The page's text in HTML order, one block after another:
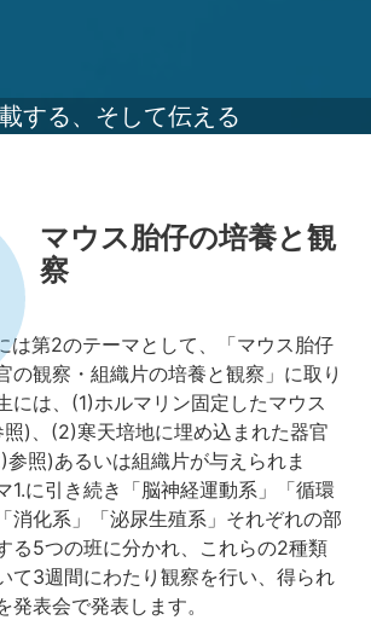
する、そして伝える
マウス胎仔の培養と観
察
は第2のテーマとして、「マウス胎仔
の観察・組織片の培養と観察」に取り
には、(1)ホルマリン固定したマウス
)、(2)寒天培地に埋め込まれた器官
照)あるいは組織片が与えられま
1.に引き続き「脳神経運動系」「循環
消化系」「泌尿生殖系」それぞれの部
る5つの班に分かれ、これらの2種類
て3週間にわたり観察を行い、得られ
発表会で発表します。